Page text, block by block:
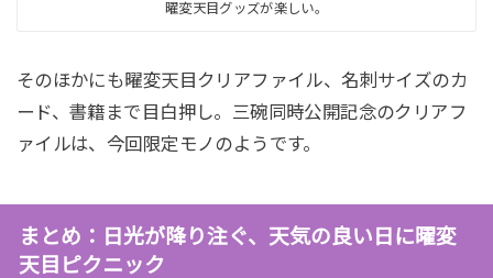
曜変天目グッズが楽しい。
そのほかにも曜変天目クリアファイル、名刺サイズのカ
ード、書籍まで目白押し。三碗同時公開記念のクリアフ
ァイルは、今回限定モノのようです。
まとめ：日光が降り注ぐ、天気の良い日に曜変
天目ピクニック